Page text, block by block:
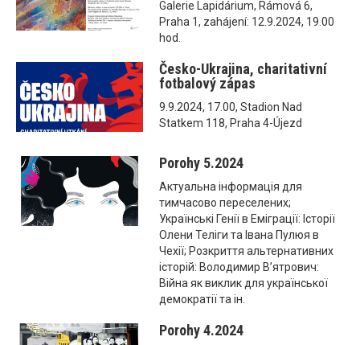
Galerie Lapidárium, Rámová 6,
Praha 1, zahájení: 12.9.2024, 19.00
hod.
Česko-Ukrajina, charitativní
fotbalový zápas
9.9.2024, 17.00, Stadion Nad
Statkem 118, Praha 4-Újezd
Porohy 5.2024
Актуальна інформація для
тимчасово переселених;
Українські Генії в Еміграції: Історії
Олени Теліги та Івана Пулюя в
Чехії; Розкриття альтернативних
історій: Володимир В’ятрович:
Війна як виклик для української
демократії та ін.
Porohy 4.2024